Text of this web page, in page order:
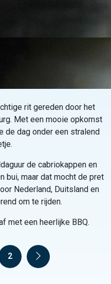
rit gereden door het
Met een mooie opkomst
de dag onder een stralend
de cabriokappen en
bui, maar dat mocht de pret
Nederland, Duitsland en
om te rijden.
met een heerlijke BBQ.
2